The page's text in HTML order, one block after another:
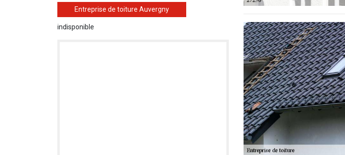
Entreprise de toiture Auvergny
indisponible